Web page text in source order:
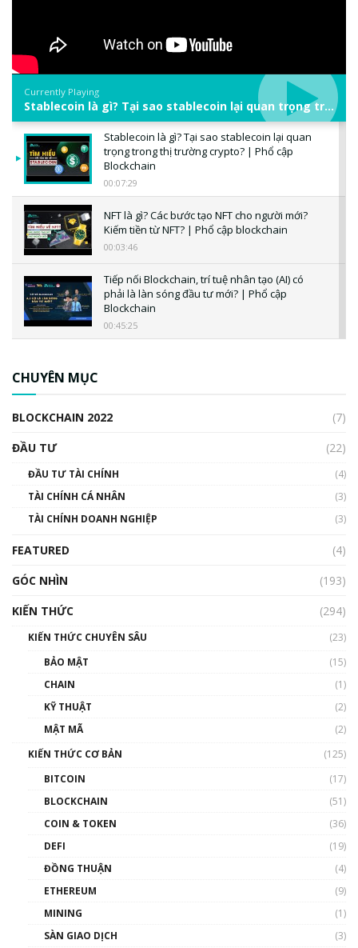
Currently Playing
Stablecoin là gì? Tại sao stablecoin lại quan trọng trong thị trường crypto? | Phổ cập Blockchain
Stablecoin là gì? Tại sao stablecoin lại quan
trọng trong thị trường crypto? | Phổ cập
Blockchain
00:07:29
NFT là gì? Các bước tạo NFT cho người mới?
Kiếm tiền từ NFT? | Phổ cập blockchain
00:03:46
Tiếp nối Blockchain, trí tuệ nhân tạo (AI) có
phải là làn sóng đầu tư mới? | Phổ cập
Blockchain
00:45:25
00:02:14
Nhìn lại năm 2022: Những sự kiện ảnh hưởng
đến hệ sinh thái tiền mã hoá | Phổ cập
00:43:47
như thể nào?
00:39:31
Phổ cập Blockchain
thống & Crypto qua các cuộc chiến | Phổ cập
CHUYÊN MỤC
BLOCKCHAIN 2022
(7)
ĐẦU TƯ
(22)
ĐẦU TƯ TÀI CHÍNH
(4)
TÀI CHÍNH CÁ NHÂN
(3)
TÀI CHÍNH DOANH NGHIỆP
(3)
FEATURED
(4)
GÓC NHÌN
(193)
KIẾN THỨC
(294)
KIẾN THỨC CHUYÊN SÂU
(23)
BẢO MẬT
(15)
CHAIN
(1)
KỸ THUẬT
(2)
MẬT MÃ
(2)
KIẾN THỨC CƠ BẢN
(125)
BITCOIN
(17)
BLOCKCHAIN
(51)
COIN & TOKEN
(36)
DEFI
(19)
ĐỒNG THUẬN
(4)
ETHEREUM
(9)
MINING
(1)
SÀN GIAO DỊCH
(3)